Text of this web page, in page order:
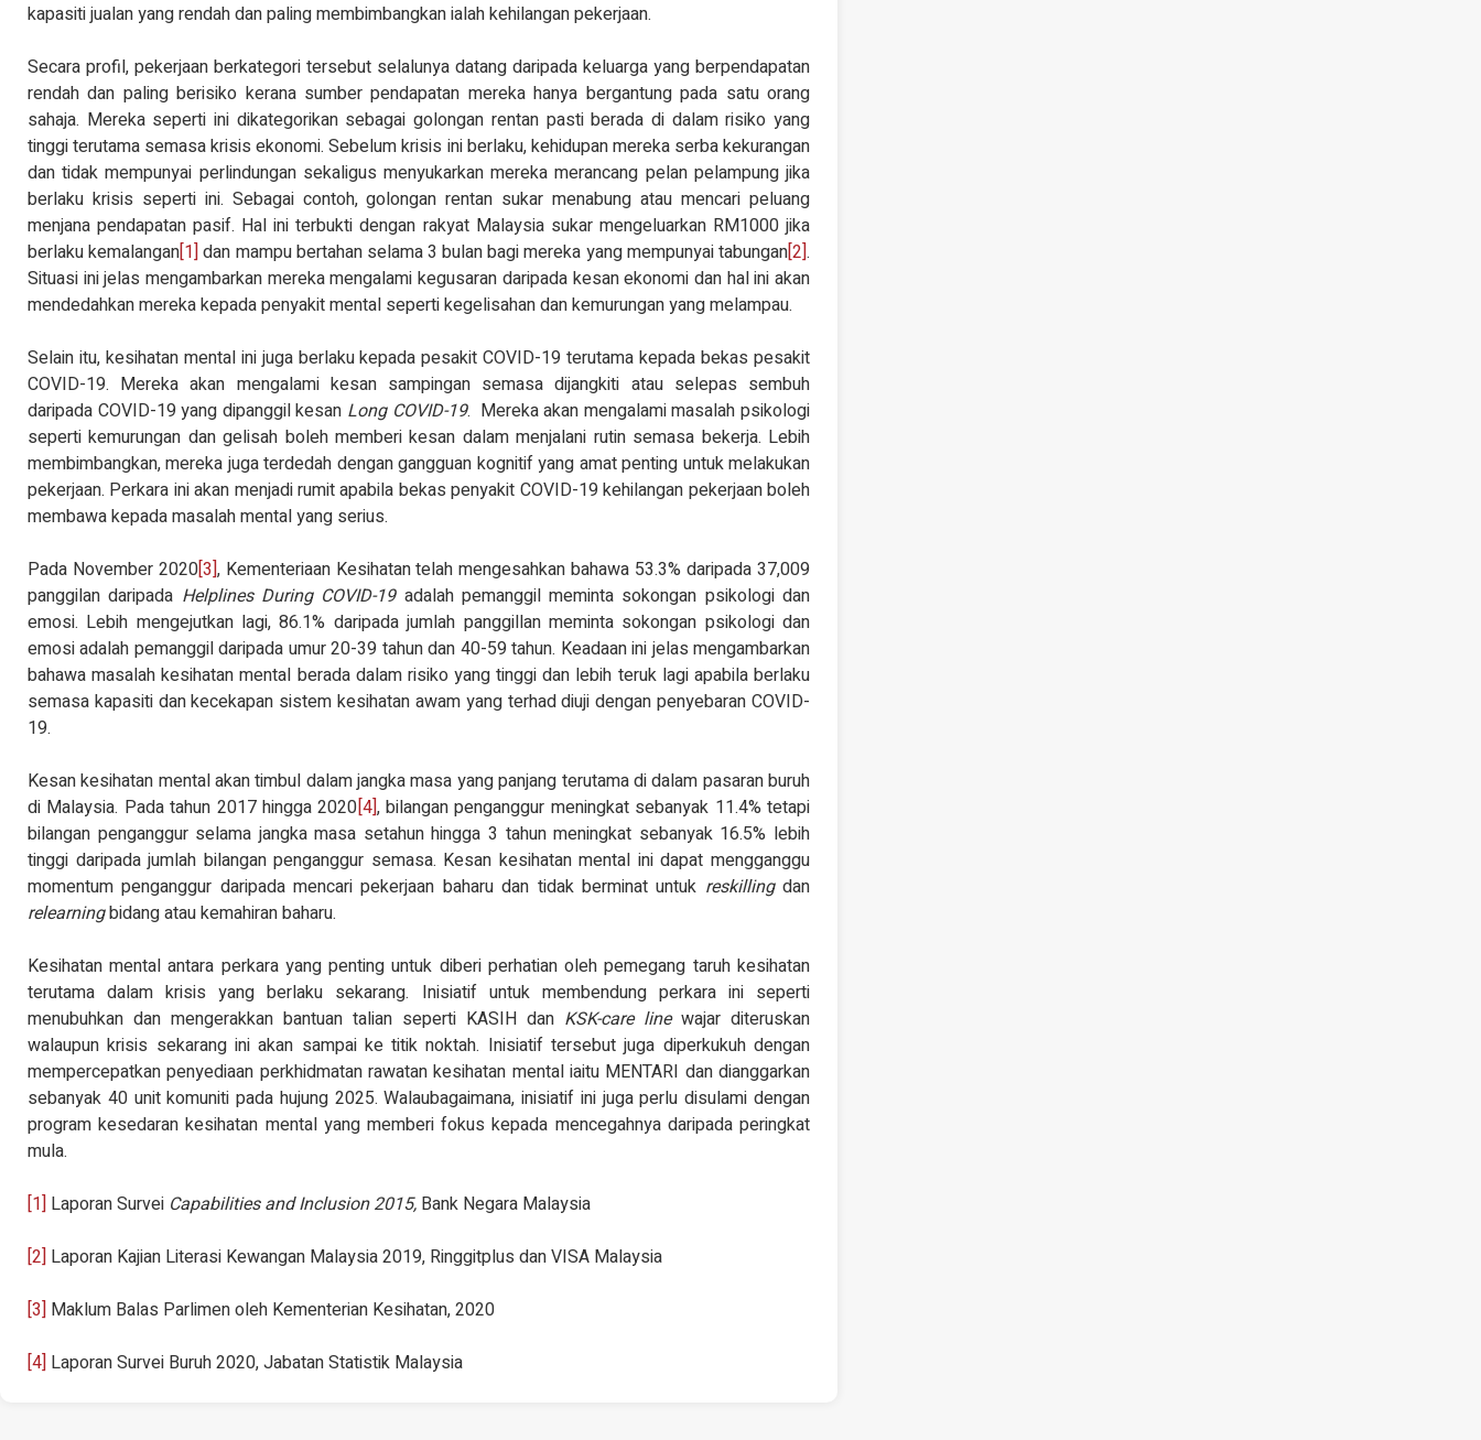
kapasiti jualan yang rendah dan paling membimbangkan ialah kehilangan pekerjaan.
Secara profil, pekerjaan berkategori tersebut selalunya datang daripada keluarga yang berpendapatan
rendah dan paling berisiko kerana sumber pendapatan mereka hanya bergantung pada satu orang
sahaja. Mereka seperti ini dikategorikan sebagai golongan rentan pasti berada di dalam risiko yang
tinggi terutama semasa krisis ekonomi. Sebelum krisis ini berlaku, kehidupan mereka serba kekurangan
dan tidak mempunyai perlindungan sekaligus menyukarkan mereka merancang pelan pelampung jika
berlaku krisis seperti ini. Sebagai contoh, golongan rentan sukar menabung atau mencari peluang
menjana pendapatan pasif. Hal ini terbukti dengan rakyat Malaysia sukar mengeluarkan RM1000 jika
berlaku kemalangan[1] dan mampu bertahan selama 3 bulan bagi mereka yang mempunyai tabungan[2].
Situasi ini jelas mengambarkan mereka mengalami kegusaran daripada kesan ekonomi dan hal ini akan
mendedahkan mereka kepada penyakit mental seperti kegelisahan dan kemurungan yang melampau.
Selain itu, kesihatan mental ini juga berlaku kepada pesakit COVID-19 terutama kepada bekas pesakit
COVID-19. Mereka akan mengalami kesan sampingan semasa dijangkiti atau selepas sembuh
daripada COVID-19 yang dipanggil kesan Long COVID-19. Mereka akan mengalami masalah psikologi
seperti kemurungan dan gelisah boleh memberi kesan dalam menjalani rutin semasa bekerja. Lebih
membimbangkan, mereka juga terdedah dengan gangguan kognitif yang amat penting untuk melakukan
pekerjaan. Perkara ini akan menjadi rumit apabila bekas penyakit COVID-19 kehilangan pekerjaan boleh
membawa kepada masalah mental yang serius.
Pada November 2020[3], Kementeriaan Kesihatan telah mengesahkan bahawa 53.3% daripada 37,009
panggilan daripada Helplines During COVID-19adalah pemanggil meminta sokongan psikologi dan
emosi. Lebih mengejutkan lagi, 86.1% daripada jumlah panggillan meminta sokongan psikologi dan
emosi adalah pemanggil daripada umur 20-39 tahun dan 40-59 tahun. Keadaan ini jelas mengambarkan
bahawa masalah kesihatan mental berada dalam risiko yang tinggi dan lebih teruk lagi apabila berlaku
semasa kapasiti dan kecekapan sistem kesihatan awam yang terhad diuji dengan penyebaran COVID-
19.
Kesan kesihatan mental akan timbul dalam jangka masa yang panjang terutama di dalam pasaran buruh
di Malaysia. Pada tahun 2017 hingga 2020[4], bilangan penganggur meningkat sebanyak 11.4% tetapi
bilangan penganggur selama jangka masa setahun hingga 3 tahun meningkat sebanyak 16.5% lebih
tinggi daripada jumlah bilangan penganggur semasa. Kesan kesihatan mental ini dapat mengganggu
momentum penganggur daripada mencari pekerjaan baharu dan tidak berminat untuk reskilling dan
relearningbidang atau kemahiran baharu.
Kesihatan mental antara perkara yang penting untuk diberi perhatian oleh pemegang taruh kesihatan
terutama dalam krisis yang berlaku sekarang. Inisiatif untuk membendung perkara ini seperti
menubuhkan dan mengerakkan bantuan talian seperti KASIH dan KSK-care linewajar diteruskan
walaupun krisis sekarang ini akan sampai ke titik noktah. Inisiatif tersebut juga diperkukuh dengan
mempercepatkan penyediaan perkhidmatan rawatan kesihatan mental iaitu MENTARI dan dianggarkan
sebanyak 40 unit komuniti pada hujung 2025. Walaubagaimana, inisiatif ini juga perlu disulami dengan
program kesedaran kesihatan mental yang memberi fokus kepada mencegahnya daripada peringkat
mula.
[1] Laporan Survei Capabilities and Inclusion 2015, Bank Negara Malaysia
[2] Laporan Kajian Literasi Kewangan Malaysia 2019, Ringgitplus dan VISA Malaysia
[3] Maklum Balas Parlimen oleh Kementerian Kesihatan, 2020
[4] Laporan Survei Buruh 2020, Jabatan Statistik Malaysia